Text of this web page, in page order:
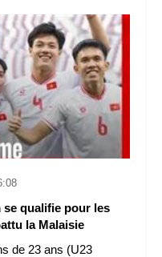
se qualifie pour les
la Malaisie
de 23 ans (U23